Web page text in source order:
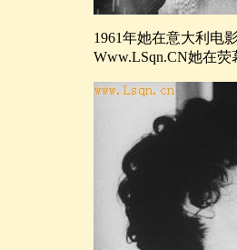
1961年她在意大利电
Www.LSqn.CN她在